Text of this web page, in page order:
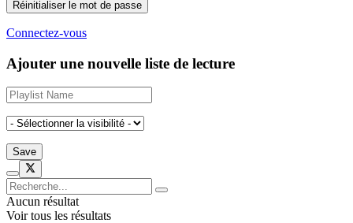
Connectez-vous
Ajouter une nouvelle liste de lecture
Aucun résultat
Voir tous les résultats